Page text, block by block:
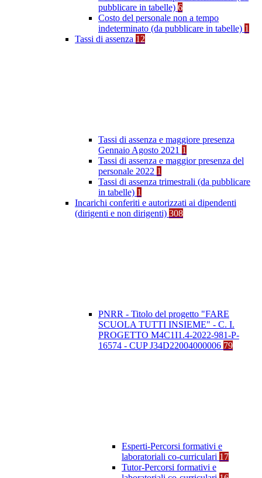
pubblicare in tabelle) 6
Costo del personale non a tempo
indeterminato (da pubblicare in tabelle) 1
Tassi di assenza 12
Tassi di assenza e maggiore presenza
Gennaio Agosto 2021 1
Tassi di assenza e maggior presenza del
personale 2022 1
Tassi di assenza trimestrali (da pubblicare
in tabelle) 1
Incarichi conferiti e autorizzati ai dipendenti
(dirigenti e non dirigenti) 308
PNRR - Titolo del progetto "FARE
SCUOLA TUTTI INSIEME" - C. I.
PROGETTO M4C1I1.4-2022-981-P-
16574 - CUP J34D22004000006 79
Esperti-Percorsi formativi e
laboratoriali co-curriculari 17
Tutor-Percorsi formativi e